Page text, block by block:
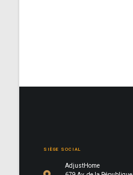
SIÈGE SOCIAL
AdjustHome